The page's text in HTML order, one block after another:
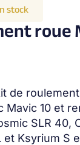
stock
roue
de
Mavic 10 et
SLR 40,
et Ksyrium S